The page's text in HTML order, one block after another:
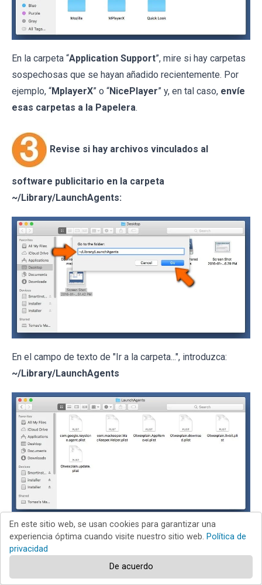
En la carpeta “Application Support”, mire si hay carpetas
sospechosas que se hayan añadido recientemente. Por
ejemplo, “MplayerX” o “NicePlayer” y, en tal caso, envíe
esas carpetas a la Papelera.
Revise si hay archivos vinculados al
software publicitario en la carpeta
~/Library/LaunchAgents:
En el campo de texto de "Ir a la carpeta...", introduzca:
~/Library/LaunchAgents
En la carpeta “LaunchAgents”, revise si hay cualquier tipo
de archivo sospechoso que se haya instalado
envíelo a la Papelera
archivos generados por adware:
En este sitio web, se usan cookies para garantizar una
experiencia óptima cuando visite nuestro sitio web. Política de
privacidad
De acuerdo